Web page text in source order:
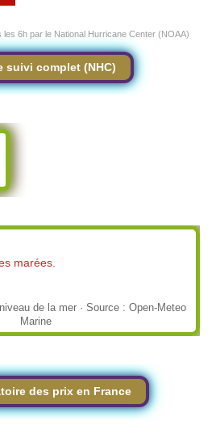
les 6h par le National Hurricane Center (NOAA)
suivi complet (NHC)
marées.
de la mer · Source : Open-Meteo
Marine
des prix en France